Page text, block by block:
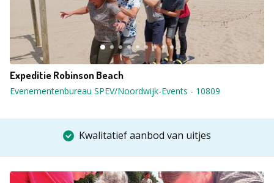
Expeditie Robinson Beach
Evenementenbureau SPEV/Noordwijk-Events - 10809
Kwalitatief aanbod van uitjes